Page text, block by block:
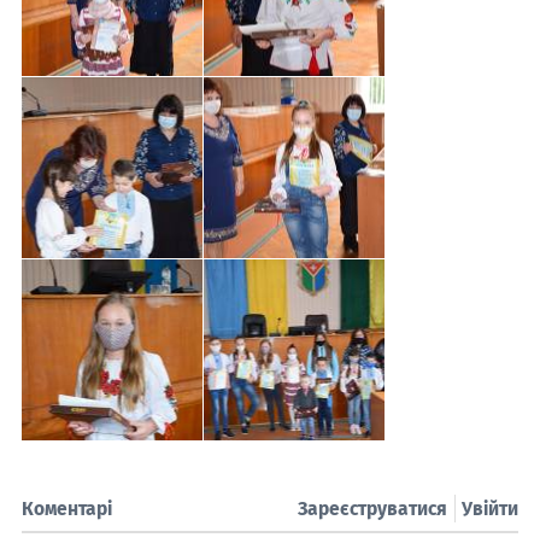
Коментарі Увійти
Зареєструватися